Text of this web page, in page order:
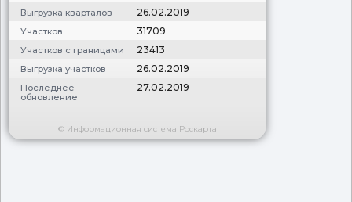
Выгрузка кварталов 26.02.2019
Участков 31709
Участков с границами 23413
Выгрузка участков 26.02.2019
Последнее
обновление
27.02.2019
© Информационная система Роскарта